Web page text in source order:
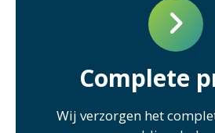
Complete
Wij verzorgen het